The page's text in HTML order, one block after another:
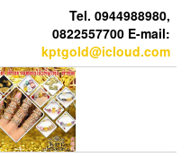
Tel. 0944988980,
0822557700 E-mail:
kptgold@icloud.com